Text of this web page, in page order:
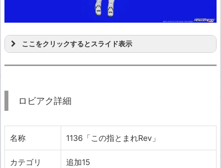
ここをクリックするとスライド表示
ロビアク詳細
名称 1136「この指とまれRev」
カテゴリ 追加15